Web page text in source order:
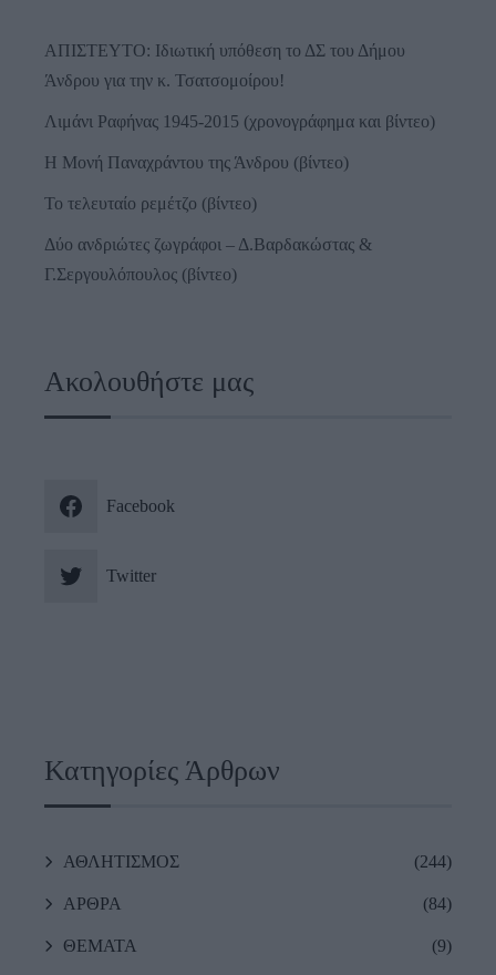
ΑΠΙΣΤΕΥΤΟ: Ιδιωτική υπόθεση το ΔΣ του Δήμου
Άνδρου για την κ. Τσατσομοίρου!
Λιμάνι Ραφήνας 1945-2015 (χρονογράφημα και βίντεο)
Η Μονή Παναχράντου της Άνδρου (βίντεο)
Το τελευταίο ρεμέτζο (βίντεο)
Δύο ανδριώτες ζωγράφοι – Δ.Βαρδακώστας &
Γ.Σεργουλόπουλος (βίντεο)
Ακολουθήστε μας
Facebook
Twitter
Κατηγορίες Άρθρων
ΑΘΛΗΤΙΣΜΟΣ (244)
ΑΡΘΡΑ (84)
ΘΕΜΑΤΑ (9)